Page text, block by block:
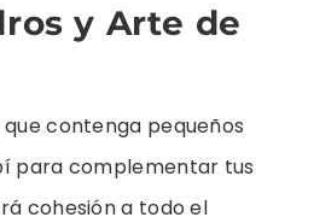
y Arte de
contenga pequeños
para complementar tus
cohesión a todo el